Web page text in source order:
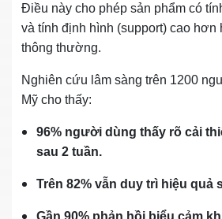
Điều này cho phép sản phẩm có
và tính định hình (support) cao hơn
thông thường.
Nghiên cứu lâm sàng trên 1200
Mỹ cho thấy:
96% người dùng thấy rõ cải
sau 2 tuần.
Trên 82% vẫn duy trì hiệu quả
Gần 90% phản hồi biểu cảm